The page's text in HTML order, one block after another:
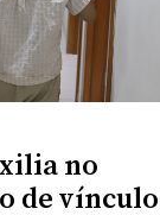
no
de